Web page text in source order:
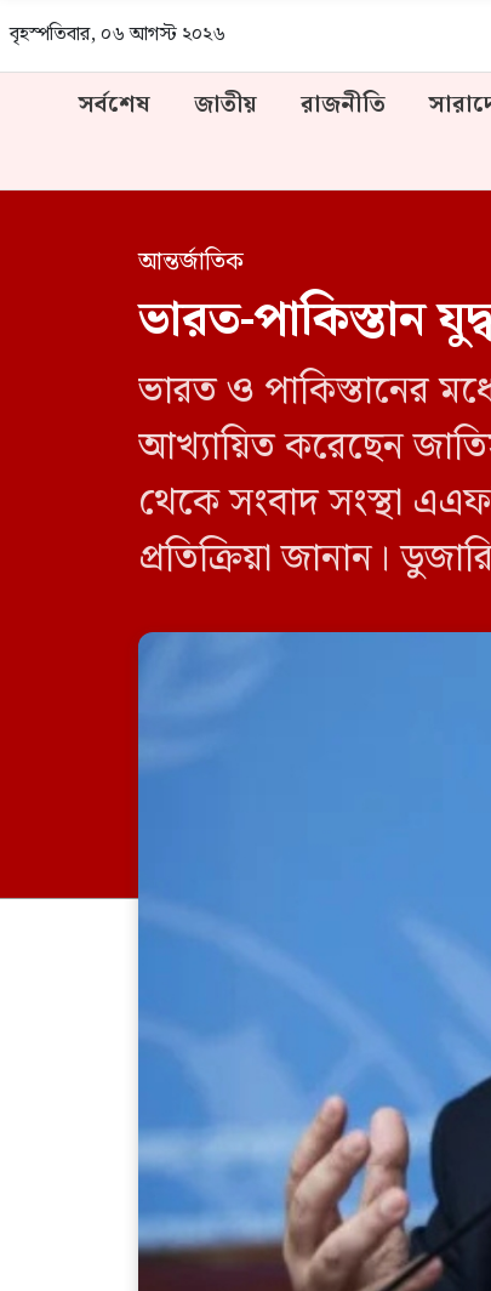
বৃহস্পতিবার, ০৬ আগস্ট ২০২৬
সর্বশেষ জাতীয় রাজনীতি
আন্তর্জাতিক
ভারত-পাকিস্তান
ভারত ও পাকিস্তানের
আখ্যায়িত করেছেন
থেকে সংবাদ সংস্থা
প্রতিক্রিয়া জানান।